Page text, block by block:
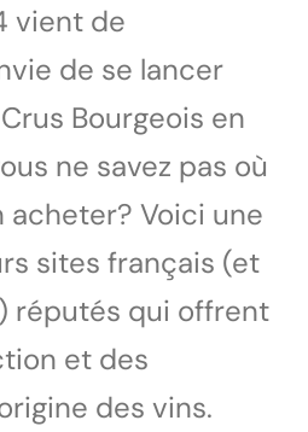
vient de
de se lancer
Bourgeois en
ne savez pas où
Voici une
sites français (et
réputés qui offrent
et des
des vins.